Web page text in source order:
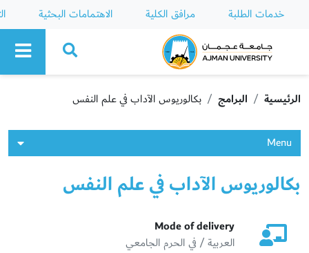
خدمات الطلبة مرافق الكلية الاهتمامات البحثية
Ajman University
الرئيسية البرامج بكالوريوس الآداب في علم النفس
Menu
بكالوريوس الآداب في علم النفس
Mode of delivery
العربية / في الحرم الجامعي